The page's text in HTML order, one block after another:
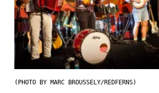
(PHOTO BY MARC BROUSSELY/REDFERNS)